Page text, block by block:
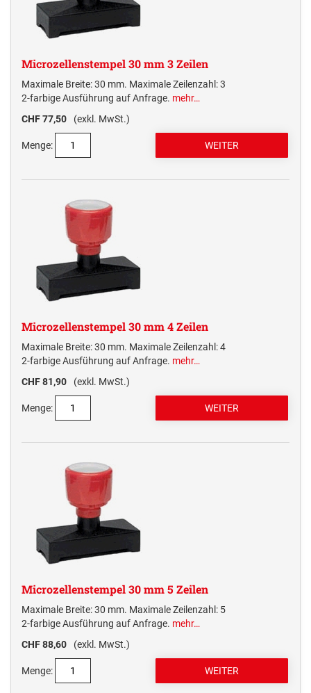
Microzellenstempel 30 mm 3 Zeilen
Maximale Breite: 30 mm. Maximale Zeilenzahl: 3
2-farbige Ausführung auf Anfrage. mehr…
CHF 77,50
(exkl. MwSt.)
Menge:
Microzellenstempel 30 mm 4 Zeilen
Maximale Breite: 30 mm. Maximale Zeilenzahl: 4
2-farbige Ausführung auf Anfrage. mehr…
CHF 81,90
(exkl. MwSt.)
Menge:
Microzellenstempel 30 mm 5 Zeilen
Maximale Breite: 30 mm. Maximale Zeilenzahl: 5
2-farbige Ausführung auf Anfrage. mehr…
CHF 88,60
(exkl. MwSt.)
Menge: